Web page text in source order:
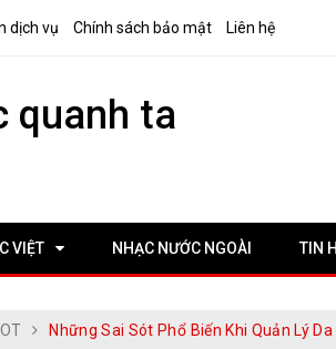
dịch vụ Chính sách bảo mật Liên hệ
quanh ta
VIỆT NHẠC NƯỚC NGOÀI TIN
Những Sai Sót Phổ Biến Khi Quản Lý